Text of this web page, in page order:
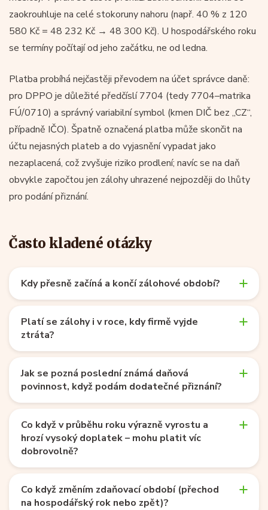
zaokrouhluje na celé stokoruny nahoru (např. 40 % z 120
580 Kč = 48 232 Kč → 48 300 Kč). U hospodářského roku
se termíny počítají od jeho začátku, ne od ledna.
Platba probíhá nejčastěji převodem na účet správce daně:
pro DPPO je důležité předčíslí 7704 (tedy 7704–matrika
FÚ/0710) a správný variabilní symbol (kmen DIČ bez „CZ“,
případně IČO). Špatně označená platba může skončit na
účtu nejasných plateb a do vyjasnění vypadat jako
nezaplacená, což zvyšuje riziko prodlení; navíc se na daň
obvykle započtou jen zálohy uhrazené nejpozději do lhůty
pro podání přiznání.
Často kladené otázky
Kdy přesně začíná a končí zálohové období?
Platí se zálohy i v roce, kdy firmě vyjde
ztráta?
Jak se pozná poslední známá daňová
povinnost, když podám dodatečné přiznání?
Co když v průběhu roku výrazně vyrostu a
hrozí vysoký doplatek – mohu platit víc
dobrovolně?
Co když změním zdaňovací období (přechod
na hospodářský rok nebo zpět)?